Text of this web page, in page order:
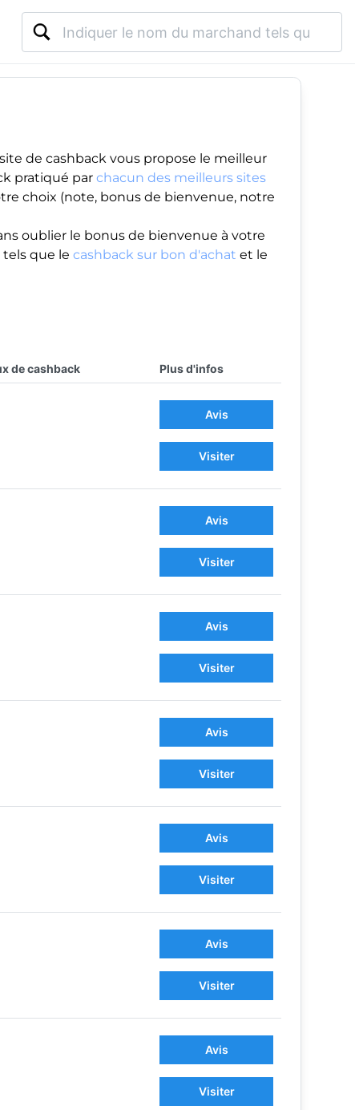
de cashback vous propose le meilleur
pratiqué par chacun des meilleurs sites
choix (note, bonus de bienvenue, notre
oublier le bonus de bienvenue à votre
que le cashback sur bon d'achat et le
de cashback Plus d'infos
Avis
Visiter
Avis
Visiter
Avis
Visiter
Avis
Visiter
Avis
Visiter
Avis
Visiter
Avis
Visiter